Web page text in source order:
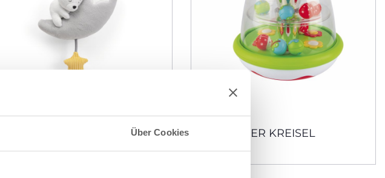
Über Cookies
Schlummermond mit Musik &
MAGISCHER KREISEL